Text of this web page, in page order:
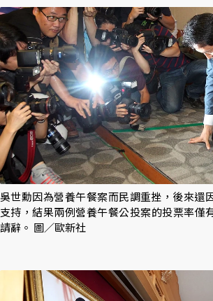
吳世勳因為營養午餐案而民調重挫，後來還
支持，結果兩例營養午餐公投案的投票率僅
請辭。 圖／歐新社